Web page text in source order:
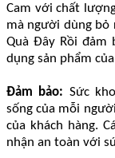
Cam với chất
mà người dùng bỏ
Quà Đây Rồi đảm
dụng sản phẩm
Đảm bảo: Sức
sống của mỗi
của khách hàng.
nhận an toàn với